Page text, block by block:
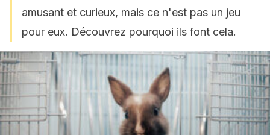
amusant et curieux, mais ce n'est pas un jeu
pour eux. Découvrez pourquoi ils font cela.